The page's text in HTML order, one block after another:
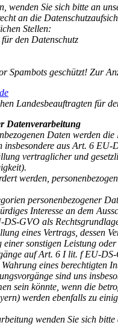
wenden Sie sich bitte an
an die
Stellen:
den Datenschutz
Spambots geschützt! Zur
Landesbeauftragten für
Datenverarbeitung
Daten werden
insbesondere aus Art. 6 EU-
vertraglicher und
werden,
personenbezogener
Interesse an dem
GVO als
eines Vertrags, dessen
sonstigen Leistung
auf Art. 6 I lit. f EU-
eines berechtigten
sind uns
sein könnte, wenn die
werden ebenfalls zu
wenden Sie sich